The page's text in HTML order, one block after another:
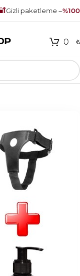
Gizli paketleme –%100
0 ₺